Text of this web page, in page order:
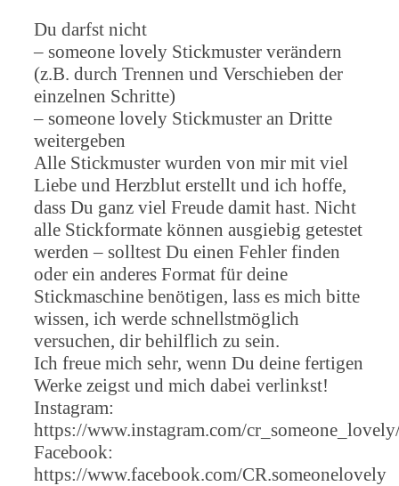
Du darfst nicht
– someone lovely Stickmuster verändern
(z.B. durch Trennen und Verschieben der
einzelnen Schritte)
– someone lovely Stickmuster an Dritte
weitergeben
Alle Stickmuster wurden von mir mit viel
Liebe und Herzblut erstellt und ich hoffe,
dass Du ganz viel Freude damit hast. Nicht
alle Stickformate können ausgiebig getestet
werden – solltest Du einen Fehler finden
oder ein anderes Format für deine
Stickmaschine benötigen, lass es mich bitte
wissen, ich werde schnellstmöglich
versuchen, dir behilflich zu sein.
Ich freue mich sehr, wenn Du deine fertigen
Werke zeigst und mich dabei verlinkst!
Instagram:
https://www.instagram.com/
Facebook:
https://www.facebook.com/CR.someonelovely